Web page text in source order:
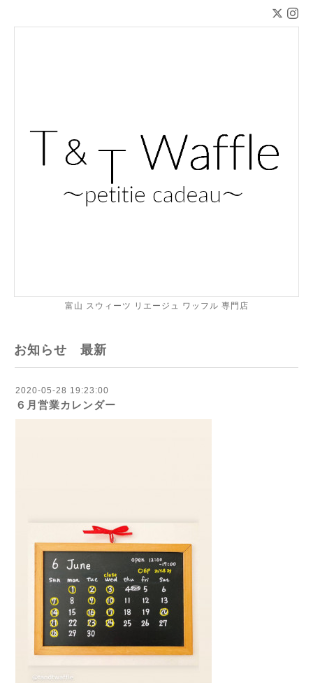
富山 スウィーツ リエージュ ワッフル 専門店
お知らせ 最新
2020-05-28 19:23:00
６月営業カレンダー